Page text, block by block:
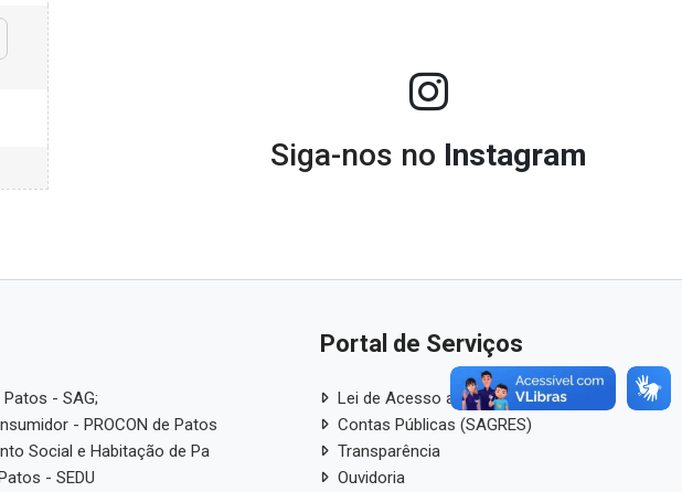
Siga-nos no Instagram
- SAG;
- PROCON de Patos
Social e Habitação de Pa
- SEDU
Portal de Serviços
Lei de Acesso a Informação
Contas Públicas (SAGRES)
Transparência
Ouvidoria